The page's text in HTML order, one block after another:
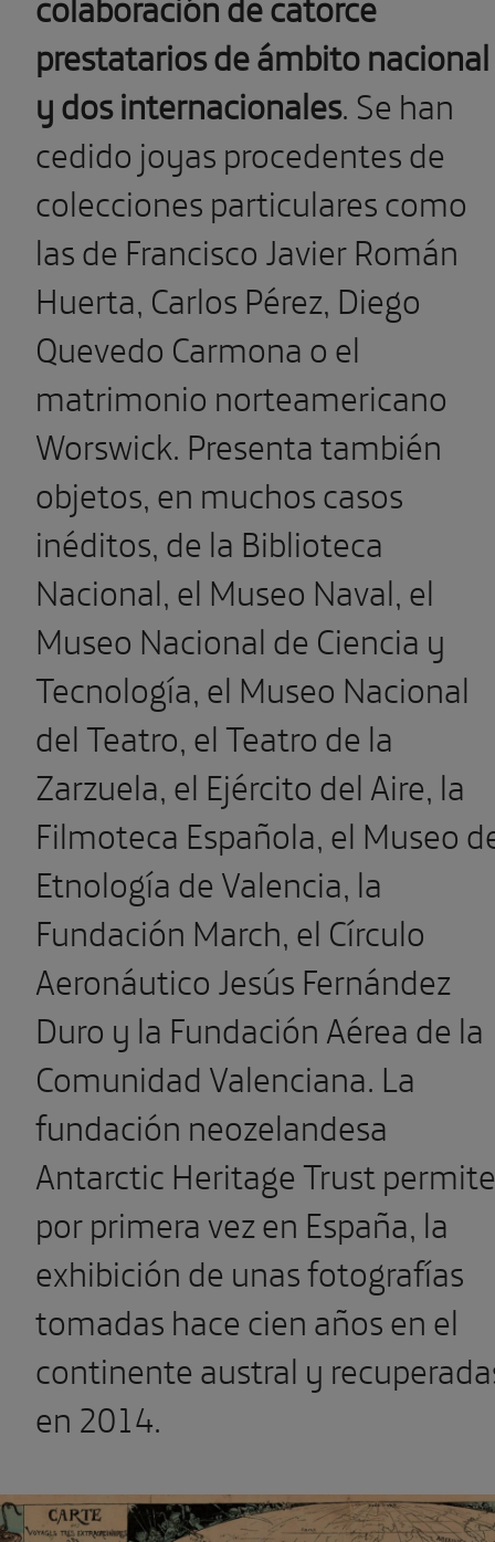
prestatarios de ámbito nacional
y dos internacionales. Se han
cedido joyas procedentes de
colecciones particulares como
las de Francisco Javier Román
Huerta, Carlos Pérez, Diego
Quevedo Carmona o el
matrimonio norteamericano
Worswick. Presenta también
objetos, en muchos casos
inéditos, de la Biblioteca
Nacional, el Museo Naval, el
Museo Nacional de Ciencia y
Tecnología, el Museo Nacional
del Teatro, el Teatro de la
Zarzuela, el Ejército del Aire, la
Filmoteca Española, el Museo
Etnología de Valencia, la
Fundación March, el Círculo
Aeronáutico Jesús Fernández
Duro y la Fundación Aérea de la
Comunidad Valenciana. La
fundación neozelandesa
Antarctic Heritage Trust
por primera vez en España, la
exhibición de unas fotografías
tomadas hace cien años en el
continente austral y
en 2014.